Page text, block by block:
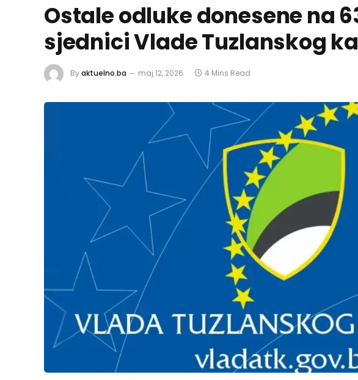
Ostale odluke donesene na
sjednici Vlade Tuzlanskog
Byaktuelno.ba maj 12, 2026 4 Mins Read